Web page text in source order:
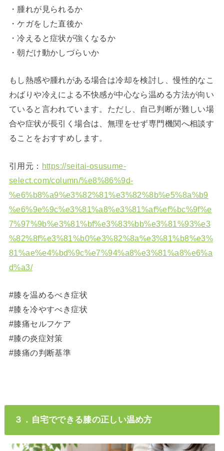
・腫れが見られるか
・ケガをした直後か
・冷えると症状が強くなるか
・朝だけ動かしづらいか
もし熱感や腫れがある場合は冷却を検討し、慢性的なこ
わばりや冷えによる不快感が中心なら温める方法が向い
ていると言われています。ただし、自己判断が難しい場
合や症状が長引く場合は、無理をせず専門機関へ相談す
ることをおすすめします。
引用元： https://seitai-osusume-
select.com/column/%e8%86%9d-
%e6%b8%a9%e3%82%81%e3%82%8b%e5%8a%b9
%e6%9e%9c%e3%81%a8%e3%81%af%ef%bc%9f%e
7%97%9b%e3%81%bf%e3%83%bb%e3%81%93%e3
%82%8f%e3%81%b0%e3%82%8a%e3%81%b8%e3%
81%ae%e4%bd%9c%e7%94%a8%e3%81%a8%e6%a
d%a3/
#膝を温めるべき症状
#膝を冷やすべき症状
#膝痛セルフケア
#膝の炎症対策
#膝痛の判断基準
３．自宅でできる膝の正しい温め方